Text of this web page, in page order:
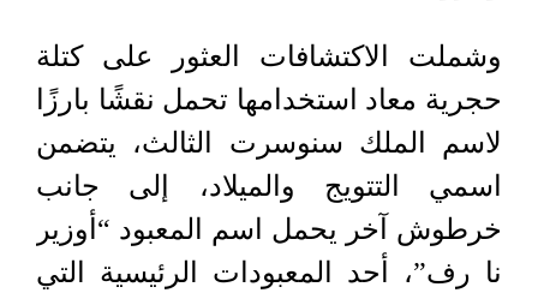
وشملت الاكتشافات العثور على كتلة
حجرية معاد استخدامها تحمل نقشًا بارزًا
لاسم الملك سنوسرت الثالث، يتضمن
اسمي التتويج والميلاد، إلى جانب
خرطوش آخر يحمل اسم المعبود “أوزير
نا رف”، أحد المعبودات الرئيسية التي